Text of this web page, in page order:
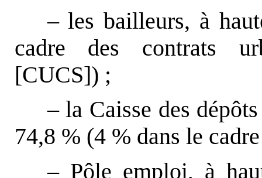
– les bailleurs, à
cadre des contrats
[CUCS]) ;
– la Caisse des
74,8 % (4 % dans le
– Pôle emploi, à